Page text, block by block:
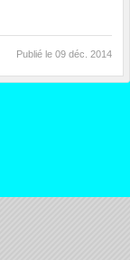
Publié le 09 déc. 2014